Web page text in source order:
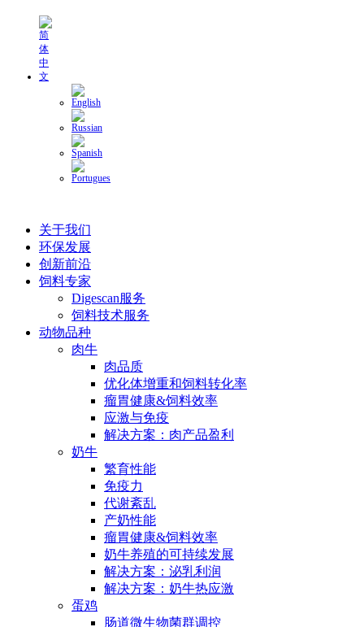
关于我们
环保发展
创新前沿
饲料专家
Digescan服务
饲料技术服务
动物品种
肉牛
肉品质
优化体增重和饲料转化率
瘤胃健康&饲料效率
应激与免疫
解决方案：肉产品盈利
奶牛
繁育性能
免疫力
代谢紊乱
产奶性能
瘤胃健康&饲料效率
奶牛养殖的可持续发展
解决方案：泌乳利润
解决方案：奶牛热应激
蛋鸡
肠道微生物菌群调控